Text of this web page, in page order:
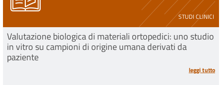
STUDI CLINICI
Valutazione biologica di materiali ortopedici: uno studio
in vitro su campioni di origine umana derivati da
paziente
leggi tutto